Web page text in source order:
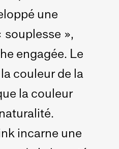
une
souplesse »,
engagée. Le
couleur de la
la couleur
incarne une